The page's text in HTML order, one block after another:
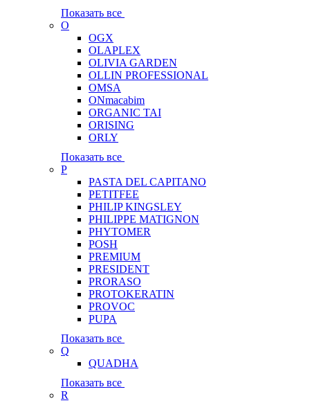
Показать все
O
OGX
OLAPLEX
OLIVIA GARDEN
OLLIN PROFESSIONAL
OMSA
ONmacabim
ORGANIC TAI
ORISING
ORLY
Показать все
P
PASTA DEL CAPITANO
PETITFEE
PHILIP KINGSLEY
PHILIPPE MATIGNON
PHYTOMER
POSH
PREMIUM
PRESIDENT
PRORASO
PROTOKERATIN
PROVOC
PUPA
Показать все
Q
QUADHA
Показать все
R